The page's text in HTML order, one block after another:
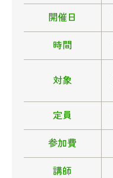
開催日
時間
対象
定員
参加費
講師